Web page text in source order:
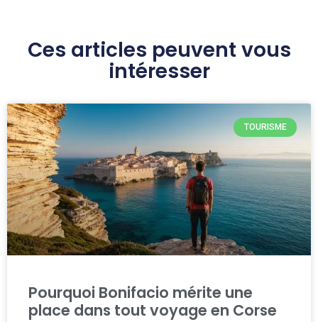
Ces articles peuvent vous
intéresser
TOURISME
Pourquoi Bonifacio mérite une
place dans tout voyage en Corse